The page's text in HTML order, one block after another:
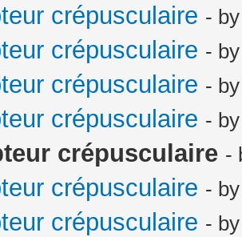
crépusculaire -
crépusculaire -
crépusculaire -
crépusculaire -
crépusculaire -
crépusculaire -
crépusculaire -